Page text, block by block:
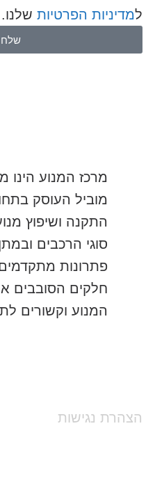
למדיניות הפרטיות שלנו.
שלח
מרכז המנוע הינו
מוביל העוסק
התקנה ושיפוץ
סוגי הרכבים
פתרונות
חלקים הסובבים
המנוע וקשורים
הצהרת נגישות